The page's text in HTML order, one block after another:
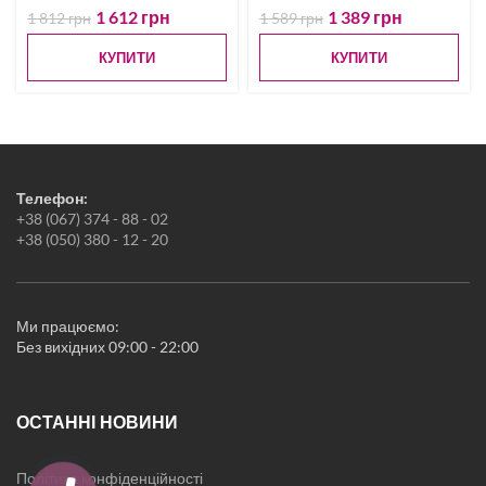
Постіль Креп-Сатин
Постіль Страйп-Сатин
Велюрова постіль
Дитяча постіль
Простирадла
Килимки
Жіноча білизна
Піжами
Новорічні товари
Кухонні аксесуари
1 812грн 1 612 грн
КУПИТИ
1 589грн 1 389 грн
КУПИТИ
Телефон:
+38 (067) 374 - 88 - 02
+38 (050) 380 - 12 - 20
Ми працюємо:
Без вихідних 09:00 - 22:00
ОСТАННІ НОВИНИ
Політика конфіденційності